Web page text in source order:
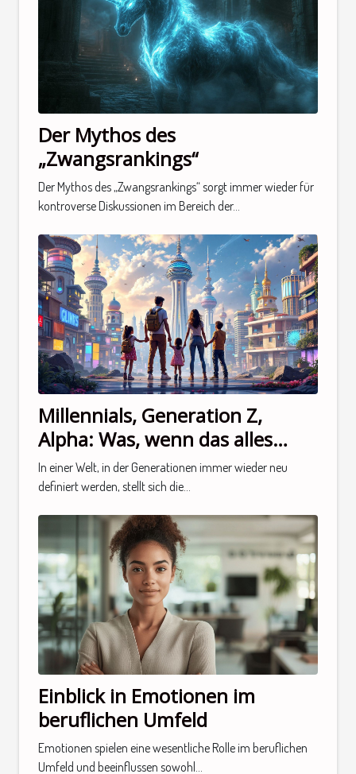
Der Mythos des
„Zwangsrankings“
Der Mythos des „Zwangsrankings“ sorgt immer wieder für
kontroverse Diskussionen im Bereich der...
Millennials, Generation Z,
Alpha: Was, wenn das alles
keinen Sinn macht?
In einer Welt, in der Generationen immer wieder neu
definiert werden, stellt sich die...
Einblick in Emotionen im
beruflichen Umfeld
Emotionen spielen eine wesentliche Rolle im beruflichen
Umfeld und beeinflussen sowohl...